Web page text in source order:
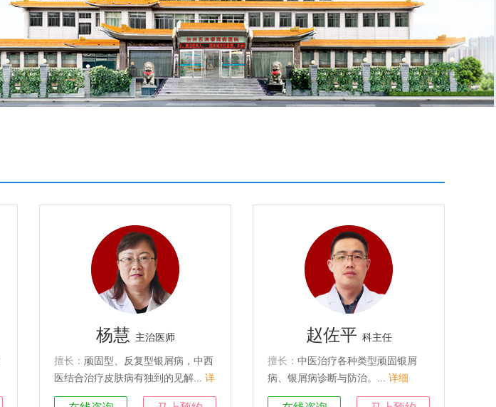
杨慧 主治医师
擅长： 顽固型、反复型银屑病，中西
医结合治疗皮肤病有独到的见解... 详
细
赵佐平 科主任
擅长： 中医治疗各种类型顽固银屑
病、银屑病诊断与防治。... 详细